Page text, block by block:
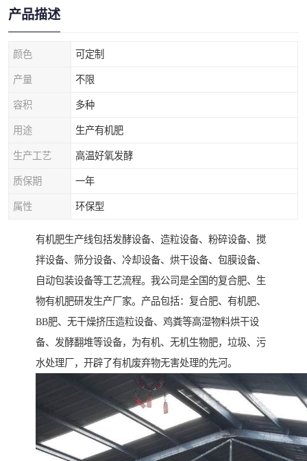
产品描述
颜色 可定制
产量 不限
容积 多种
用途 生产有机肥
生产工艺 高温好氧发酵
质保期 一年
属性 环保型
有机肥生产线包括发酵设备、造粒设备、粉碎设备、搅
拌设备、筛分设备、冷却设备、烘干设备、包膜设备、
自动包装设备等工艺流程。我公司是全国的复合肥、生
物有机肥研发生产厂家。产品包括：复合肥、有机肥、
BB肥、无干燥挤压造粒设备、鸡粪等高湿物料烘干设
备、发酵翻堆等设备，为有机、无机生物肥，垃圾、污
水处理厂，开辟了有机废弃物无害处理的先河。